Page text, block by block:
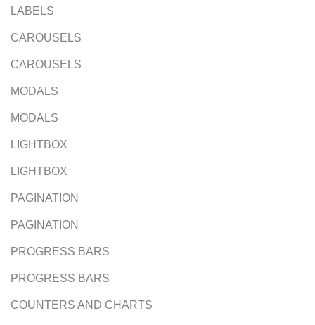
LABELS
CAROUSELS
CAROUSELS
MODALS
MODALS
LIGHTBOX
LIGHTBOX
PAGINATION
PAGINATION
PROGRESS BARS
PROGRESS BARS
COUNTERS AND CHARTS